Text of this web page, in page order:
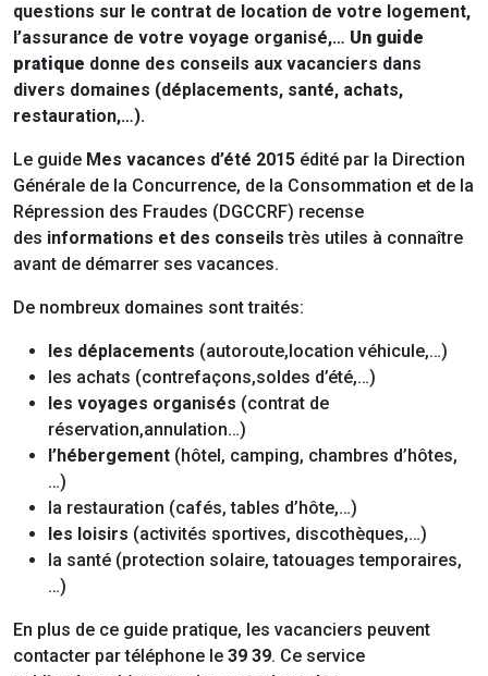
questions sur le contrat de location de votre logement,
l’assurance de votre voyage organisé,… Un guide
pratique donne des conseils aux vacanciers dans
divers domaines (déplacements, santé, achats,
restauration,…).
Le guide Mes vacances d’été 2015 édité par la Direction
Générale de la Concurrence, de la Consommation et de la
Répression des Fraudes (DGCCRF) recense
des informations et des conseilstrès utiles à connaître
avant de démarrer ses vacances.
De nombreux domaines sont traités:
les déplacements (autoroute,location véhicule,…)
les achats (contrefaçons,soldes d’été,…)
les voyages organisés (contrat de
réservation,annulation…)
l’hébergement (hôtel, camping, chambres d’hôtes,
…)
la restauration (cafés, tables d’hôte,…)
les loisirs (activités sportives, discothèques,…)
la santé (protection solaire, tatouages temporaires,
…)
En plus de ce guide pratique, les vacanciers peuvent
contacter par téléphone le 39 39. Ce service